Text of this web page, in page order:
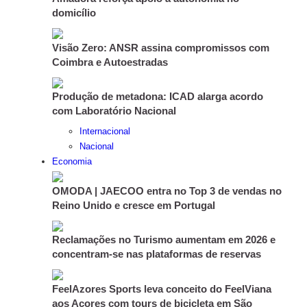
domicílio
Visão Zero: ANSR assina compromissos com
Coimbra e Autoestradas
Produção de metadona: ICAD alarga acordo
com Laboratório Nacional
Internacional
Nacional
Economia
OMODA | JAECOO entra no Top 3 de vendas no
Reino Unido e cresce em Portugal
Reclamações no Turismo aumentam em 2026 e
concentram-se nas plataformas de reservas
FeelAzores Sports leva conceito do FeelViana
aos Açores com tours de bicicleta em São